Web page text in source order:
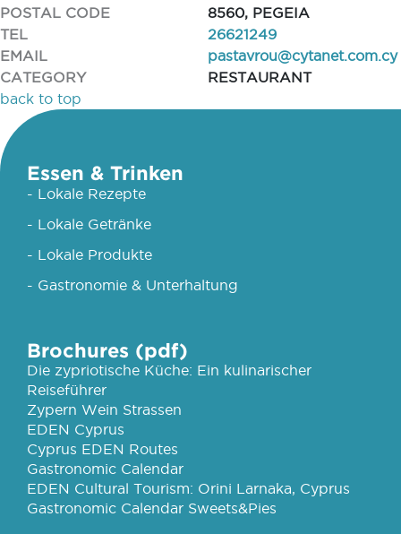
POSTAL CODE
8560, PEGEIA
TEL
26621249
EMAIL
pastavrou@cytanet.com.cy
CATEGORY
RESTAURANT
back to top
Essen & Trinken
- Lokale Rezepte
- Lokale Getränke
- Lokale Produkte
- Gastronomie & Unterhaltung
Brochures (pdf)
Die zypriotische Küche: Ein kulinarischer
Reiseführer
Zypern Wein Strassen
EDEN Cyprus
Cyprus EDEN Routes
Gastronomic Calendar
EDEN Cultural Tourism: Orini Larnaka, Cyprus
Gastronomic Calendar Sweets&Pies